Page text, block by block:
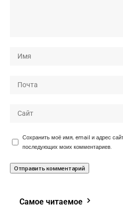
Сохранить моё имя, email и адрес
последующих моих комментариев.
Самое читаемое